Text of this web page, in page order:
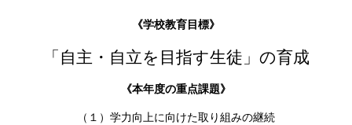
《学校教育目標》
「自主・自立を目指す生徒」の育成
《本年度の重点課題》
（１）学力向上に向けた取り組みの継続